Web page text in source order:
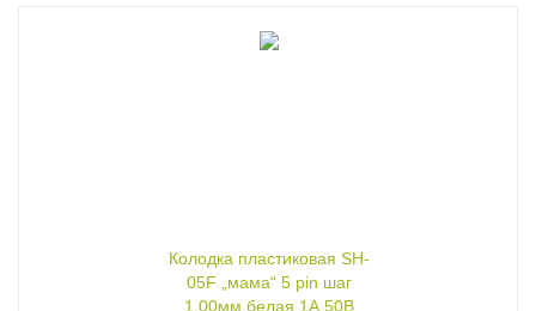
Колодка пластиковая SH-
05F „мама“ 5 pin шаг
1.00мм белая 1А 50В